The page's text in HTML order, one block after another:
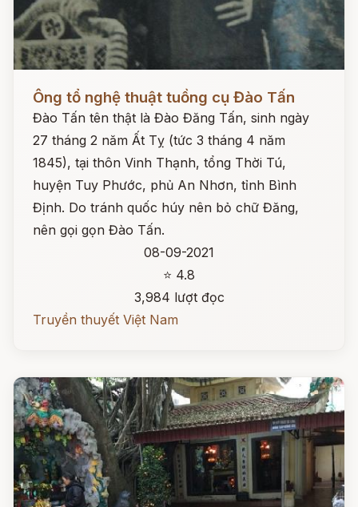
Đọc ngay
Ông tổ nghệ thuật tuồng cụ Đào Tấn
Đào Tấn tên thật là Đào Đăng Tấn, sinh ngày
27 tháng 2 năm Ất Tỵ (tức 3 tháng 4 năm
1845), tại thôn Vinh Thạnh, tổng Thời Tú,
huyện Tuy Phước, phủ An Nhơn, tỉnh Bình
Định. Do tránh quốc húy nên bỏ chữ Đăng,
nên gọi gọn Đào Tấn.
08-09-2021
⭐ 4.8
3,984 lượt đọc
Truyền thuyết Việt Nam